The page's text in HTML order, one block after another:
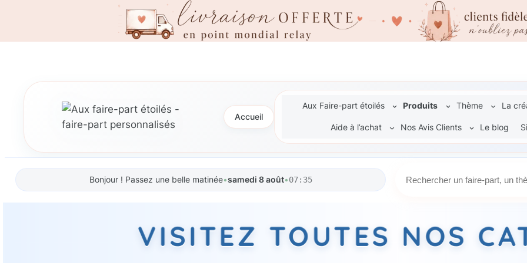
contenu
Accueil
Aux Faire-part étoilés Produits Thème La
Aide à l’achat Nos Avis Clients Le blog
Bonjour ! Passez une belle matinée•samedi 8 août•07:35
VISITEZ TOUTES NOS